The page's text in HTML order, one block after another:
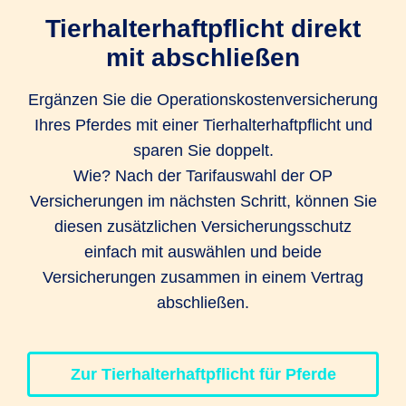
Organen und Organteilen
bis 1.500
OP zur Behandlung unfallbedingter und
akuter Sehnen-, Bänder-, Muskelrisse
und Wunden
bis 500 EUR
bis 1.500
EUR
unbegrenzt
OP zur Behandlung von akuten und
lebensbedrohlichen Verletzungen /
bis 1.500
EUR
versicherte Narkoseverfahren
Einschränkung
Einschränkung
Einschränkung
²innerhalb der versicherten
Höchstentschädigung
Tier­halter­haftpflicht direkt
mit abschließen
Ergänzen Sie die Operationskostenversicherung
Ihres Pferdes mit einer Tier­halter­haftpflicht und
sparen Sie doppelt.
Wie? Nach der Tarifauswahl der OP
Versicherungen im nächsten Schritt, können Sie
diesen zusätzlichen Versicherungsschutz
einfach mit auswählen und beide
Versicherungen zusammen in einem Vertrag
abschließen.
Zur Tierhalterhaftpflicht für Pferde